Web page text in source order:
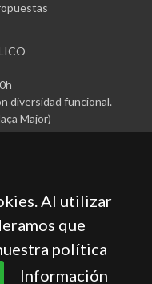
diversidad funcional.
Major)
Servicios y
Al utilizar
que
política
Información